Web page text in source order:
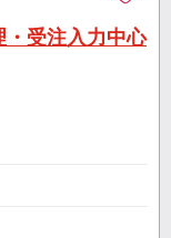
受注入力中心